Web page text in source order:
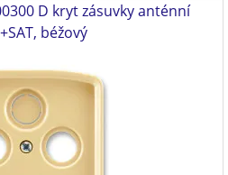
D kryt zásuvky anténní
béžový